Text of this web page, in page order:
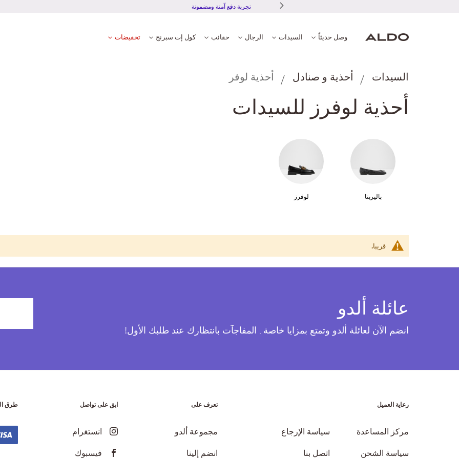
تجربة دفع آمنة ومضمونة
وصل حديثاً السيدات الرجال حقائب كول إت سبرنج تخفيضات
السيدات أحذية و صنادل أحذية لوفر
أحذية لوفرز للسيدات
لوفرز باليرينا
قريبا.
عائلة ألدو
انضم الآن لعائلة ألدو وتمتع بمزايا خاصة . المفاجآت بانتظارك عند طلبك الأول!
رعاية العميل
مركز المساعدة
سياسة الإرجاع
سياسة الشحن
اتصل بنا
تعرف على
مجموعة ألدو
انضم إلينا
ابق على تواصل
انستغرام
فيسبوك
طرق